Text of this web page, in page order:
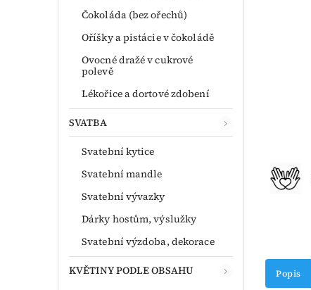
Čokoláda (bez ořechů)
Oříšky a pistácie v čokoládě
Ovocné dražé v cukrové
polevě
Lékořice a dortové zdobení
SVATBA
Svatební kytice
Svatební mandle
Svatební vývazky
Dárky hostům, výslužky
Svatební výzdoba, dekorace
KVĚTINY PODLE OBSAHU
Popis